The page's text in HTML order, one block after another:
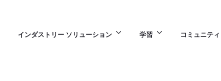
インダストリー ソリューション 学習 コミュニティ